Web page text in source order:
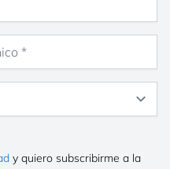
y quiero subscribirme a la